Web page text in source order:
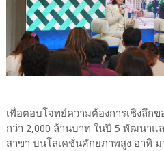
เพื่อตอบโจทย์ความต้องการเชิงลึก
กว่า 2,000 ล้านบาท ในปี 5 พัฒนาแ
สาขา บนโลเคชั่นศักยภาพสูง อาทิ ม